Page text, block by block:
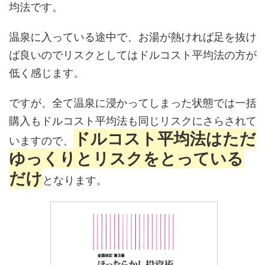
均法です。
温泉に入っている途中で、お湯が熱ければ足を抜け
ば良いのでリスクとしてはドルコスト平均法の方が
低く感じます。
ですが、全て温泉に浸かってしまった状態では一括
購入もドルコスト平均法も同じリスクにさらされて
いますので、
ドルコスト平均法はただ
ゆっくりとリスクをとっている
だけ となります。